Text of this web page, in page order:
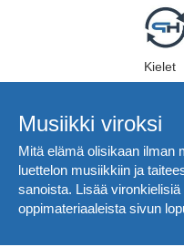
Kielet
Musiikki viroksi
Mitä elämä olisikaan ilman
luettelon musiikkiin ja
sanoista. Lisää
oppimateriaaleista sivun